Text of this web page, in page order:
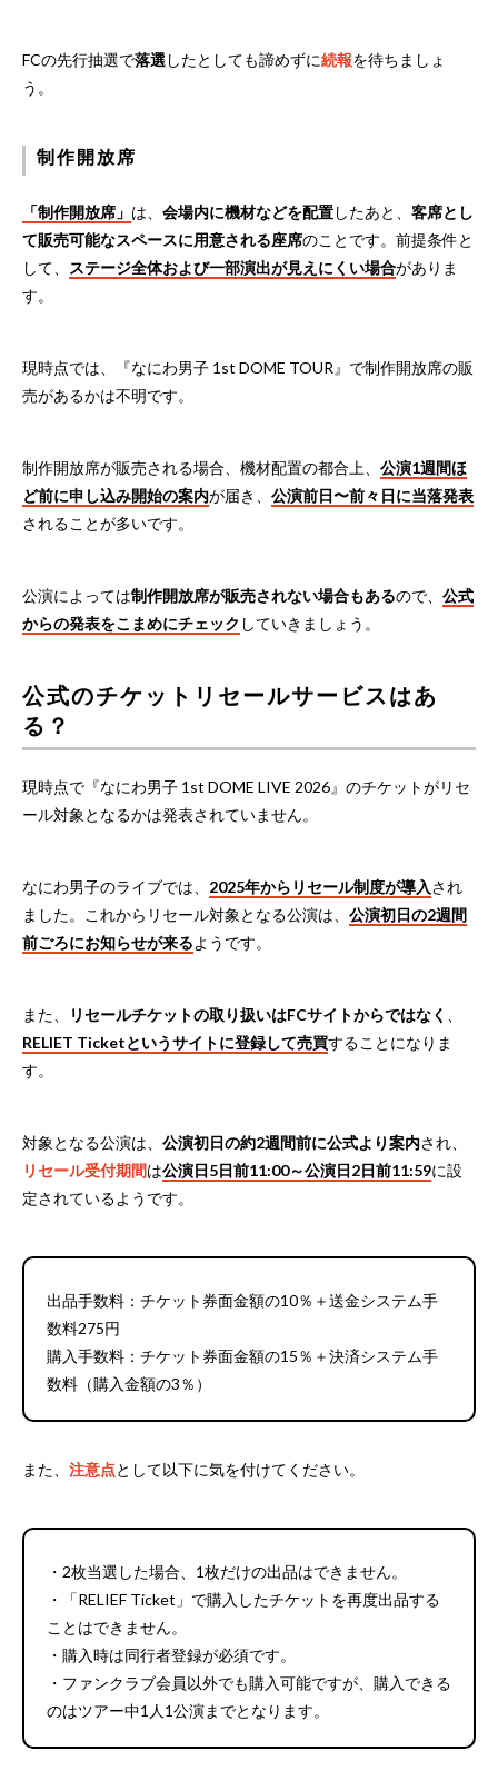
FCの先行抽選で落選したとしても諦めずに続報を待ちましょ
う。
制作開放席
「制作開放席」 は、 会場内に機材などを配置したあと、 客席とし
て販売可能なスペースに用意される座席のことです。前提条件と
して、
ステージ全体および一部演出が見えにくい場合がありま
す。
現時点では、『なにわ男子 1st DOME TOUR』で制作開放席の販
売があるかは不明です。
制作開放席が販売される場合、機材配置の都合上、 公演1週間ほ
ど前に申し込み開始の案内が届き、 公演前日〜前々日に当落発表
されることが多いです。
公演によっては制作開放席が販売されない場合もあるので、 公式
からの発表をこまめにチェック していきましょう。
公式のチケットリセールサービスはあ
る？
現時点で『なにわ男子 1st DOME LIVE 2026』のチケットがリセ
ール対象となるかは発表されていません。
なにわ男子のライブでは、 2025年からリセール制度が導入され
ました。これからリセール対象となる公演は、 公演初日の2週間
前ごろにお知らせが来るようです。
また、 リセールチケットの取り扱いはFCサイトからではなく
RELIET Ticketというサイトに登録して売買することになりま
す。
対象となる公演は、 公演初日の約2週間前に公式より案内され、
リセール受付期間は公演日5日前11:00～公演日2日前11:59に設
定されているようです。
出品手数料：チケット券面金額の10％＋送金システム手
数料275円
購入手数料：チケット券面金額の15％＋決済システム手
数料（購入金額の3％）
また、 注意点として以下に気を付けてください。
・2枚当選した場合、1枚だけの出品はできません。
・「RELIEF Ticket」で購入したチケットを再度出品する
ことはできません。
・購入時は同行者登録が必須です。
・ファンクラブ会員以外でも購入可能ですが、購入できる
のはツアー中1人1公演までとなります。